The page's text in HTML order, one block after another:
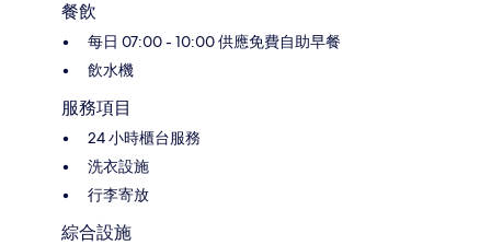
餐飲
每日 07:00 - 10:00 供應免費自助早餐
飲水機
服務項目
24 小時櫃台服務
洗衣設施
行李寄放
綜合設施